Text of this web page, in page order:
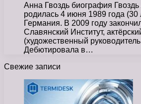
Анна Гвоздь биография
родилась 4 июня 1989 года
Германия. В 2009 году
Славянский Институт,
(художественный
Дебютировала в…
Свежие записи